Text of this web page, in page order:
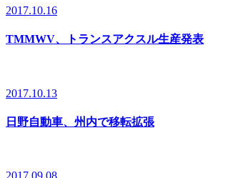
2017.10.16
TMMWV、トランスアクスル生産発表
2017.10.13
日野自動車、州内で移転拡張
2017.09.08